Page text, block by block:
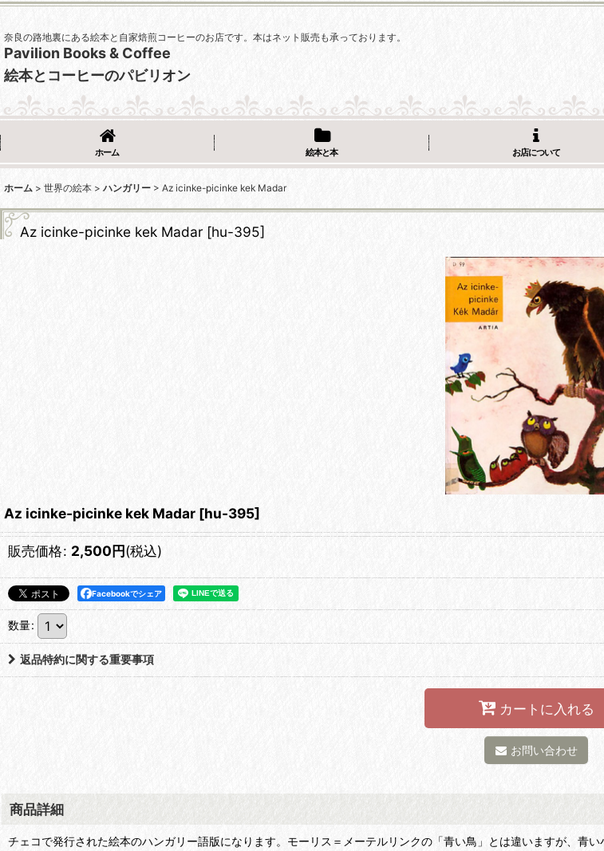
奈良の路地裏にある絵本と自家焙煎コーヒーのお店です。本はネット販売も承っております。
Pavilion Books & Coffee
絵本とコーヒーのパビリオン
ホーム 絵本と本 お店について
ホーム > 世界の絵本 > ハンガリー > Az icinke-picinke kek Madar
Az icinke-picinke kek Madar [hu-395]
Az icinke-picinke kek Madar [hu-395]
販売価格: 2,500円(税込)
Facebookでシェア
数量:
返品特約に関する重要事項
カートに入れる
お問い合わせ
商品詳細
チェコで発行された絵本のハンガリー語版になります。モーリス＝メーテルリンクの「青い鳥」とは違いますが、青